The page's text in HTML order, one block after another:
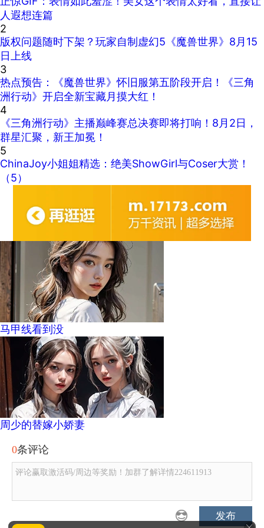
人遐想连篇
2
版权问题随时下架？玩家自制虚幻5《魔兽世界》8月15
日上线
3
热点预告：《魔兽世界》怀旧服第五阶段开启！《三角
洲行动》开启全新宝藏月摸大红！
4
《三角洲行动》主播巅峰赛总决赛即将打响！8月2日，
群星汇聚，新王加冕！
5
ChinaJoy小姐姐精选：绝美ShowGirl与Coser大赏！
（5）
马甲线看到没
周少的替嫁小娇妻
0条评论
评论赢取激活码/周边等奖励！加群了解详情224611913
发布